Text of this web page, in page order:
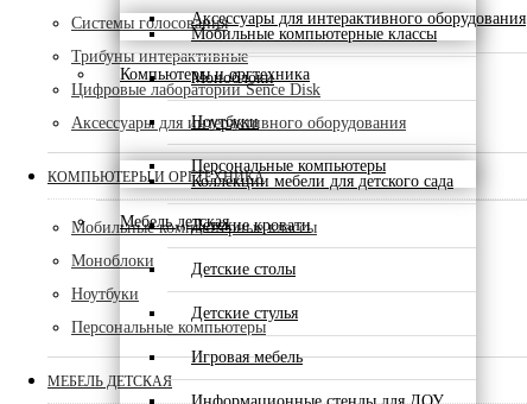
Аксессуары для интерактивного оборудования
Компьютеры и оргтехника
Мобильные компьютерные классы
Моноблоки
Ноутбуки
Персональные компьютеры
Мебель детская
Коллекции мебели для детского сада
Детские кровати
Детские столы
Детские стулья
Игровая мебель
Системы голосования
Трибуны интерактивные
Цифровые лаборатории Sence Disk
Аксессуары для интерактивного оборудования
КОМПЬЮТЕРЫ И ОРГТЕХНИКА
Мобильные компьютерные классы
Моноблоки
Ноутбуки
Персональные компьютеры
МЕБЕЛЬ ДЕТСКАЯ